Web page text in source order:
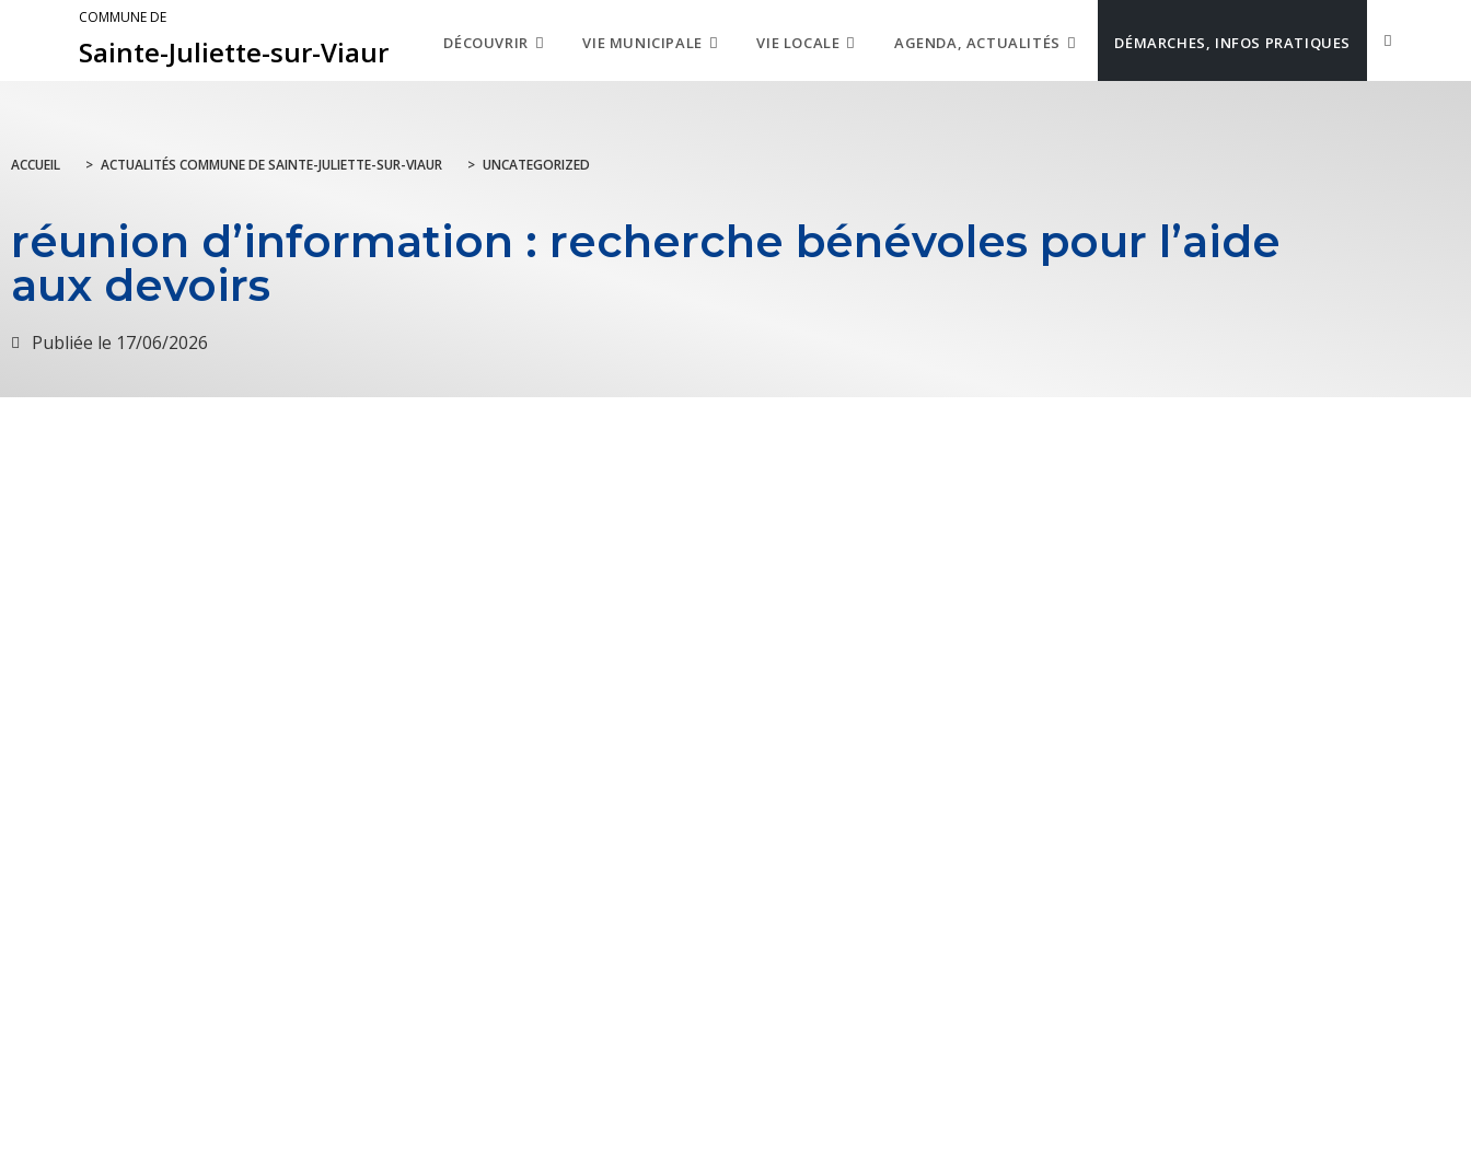
COMMUNE DE
Sainte-Juliette-sur-Viaur DÉCOUVRIR VIE MUNICIPALE VIE LOCALE AGENDA, ACTUALITÉS DÉMARCHES, INFOS PRATIQUES
ACCUEIL > ACTUALITÉS COMMUNE DE SAINTE-JULIETTE-SUR-VIAUR > UNCATEGORIZED
réunion d’information : recherche bénévoles pour l’aide
aux devoirs
Publiée le 17/06/2026